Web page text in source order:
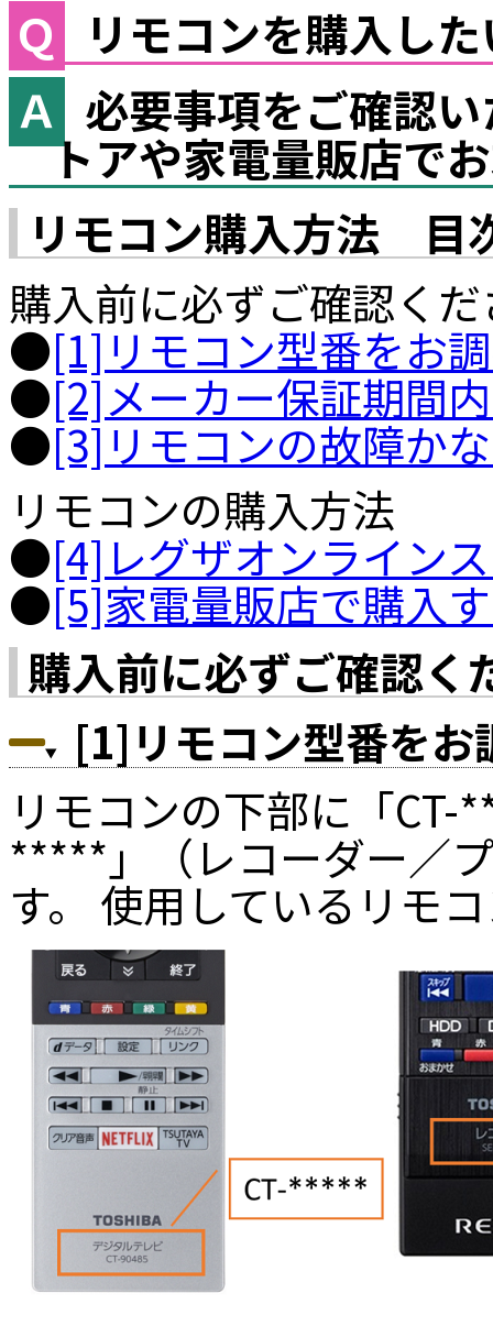
リモコンを購入し
必要事項をご確認
トアや家電量販店で
リモコン購入方法 目
購入前に必ずご確認く
●[1]リモコン型番をお
●[2]メーカー保証期間
●[3]リモコンの故障か
リモコンの購入方法
●[4]レグザオンライン
●[5]家電量販店で購入
購入前に必ずご確認く
[1]リモコン型番をお
リモコンの下部に「
*****」（レコーダー／
す。 使用しているリモ